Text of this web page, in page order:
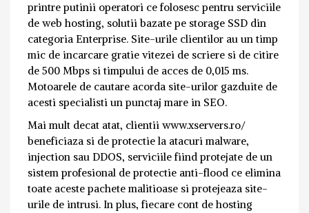
printre putinii operatori ce folosesc pentru serviciile
de web hosting, solutii bazate pe storage SSD din
categoria Enterprise. Site-urile clientilor au un timp
mic de incarcare gratie vitezei de scriere si de citire
de 500 Mbps si timpului de acces de 0,015 ms.
Motoarele de cautare acorda site-urilor gazduite de
acesti specialisti un punctaj mare in SEO.
Mai mult decat atat, clientii www.xservers.ro/
beneficiaza si de protectie la atacuri malware,
injection sau DDOS, serviciile fiind protejate de un
sistem profesional de protectie anti-flood ce elimina
toate aceste pachete malitioase si protejeaza site-
urile de intrusi. In plus, fiecare cont de hosting